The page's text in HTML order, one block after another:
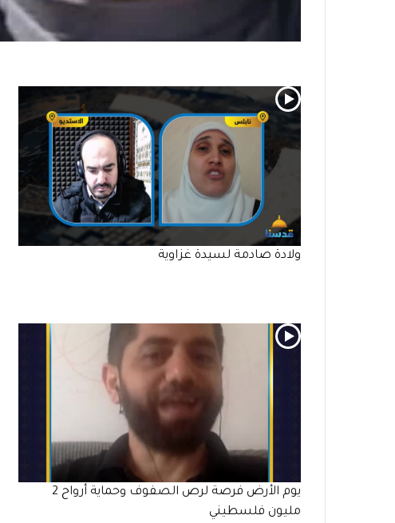
ولادة صادمة لسيدة غزاوية
يوم الأرض فرصة لرص الصفوف وحماية أرواح 2
مليون فلسطيني